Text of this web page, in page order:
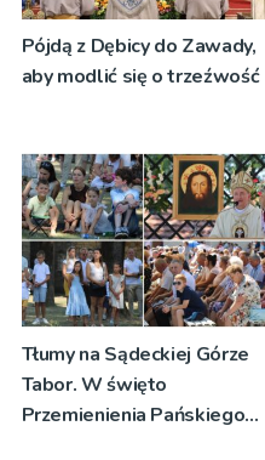
Pójdą z Dębicy do Zawady,
aby modlić się o trzeźwość
Tłumy na Sądeckiej Górze
Tabor. W święto
Przemienienia Pańskiego